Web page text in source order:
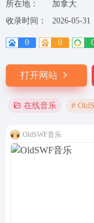
所在地：
加拿大
收录时间：
2026-05-31
0 0
打开网站
在线音乐 #
OldSWF音乐